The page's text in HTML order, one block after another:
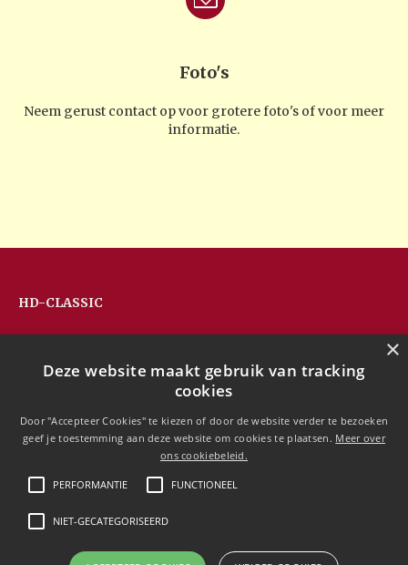
Foto's
Neem gerust contact op voor grotere foto's of voor meer
informatie.
HD-CLASSIC
Hans Devos
3128 Baal
+32(0)477 88 81 84
info@hd-classic.be
Copyright © 2020 HD-Classic
×
Deze website maakt gebruik van tracking
cookies
Door "Accepteer Cookies" te kiezen of door de website verder te bezoeken
geef je toestemming aan deze website om cookies te plaatsen. Meer over
ons cookiebeleid.
PERFORMANTIE FUNCTIONEEL
NIET-GECATEGORISEERD